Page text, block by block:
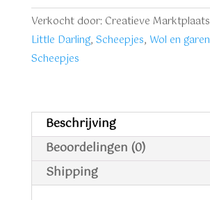
426
aantal
Verkocht door: Creatieve Marktplaats
Little Darling, Scheepjes, Wol en garen
Scheepjes
Beschrijving
Beoordelingen (0)
Shipping